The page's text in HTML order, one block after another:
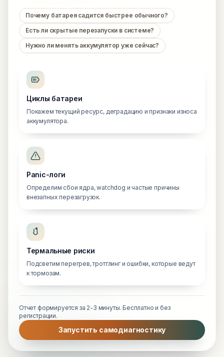
Почему батарея садится быстрее обычного?
Есть ли скрытые перезапуски в системе?
Нужно ли менять аккумулятор уже сейчас?
Циклы батареи
Покажем текущий ресурс, деградацию и признаки износа
аккумулятора.
Panic-логи
Определим сбои ядра, watchdog и частые причины
внезапных перезагрузок.
Термальные риски
Подсветим перегрев, троттлинг и ошибки, которые ведут
к тормозам.
Отчет формируется за 2-3 минуты. Бесплатно и без
регистрации.
Запустить самодиагностику